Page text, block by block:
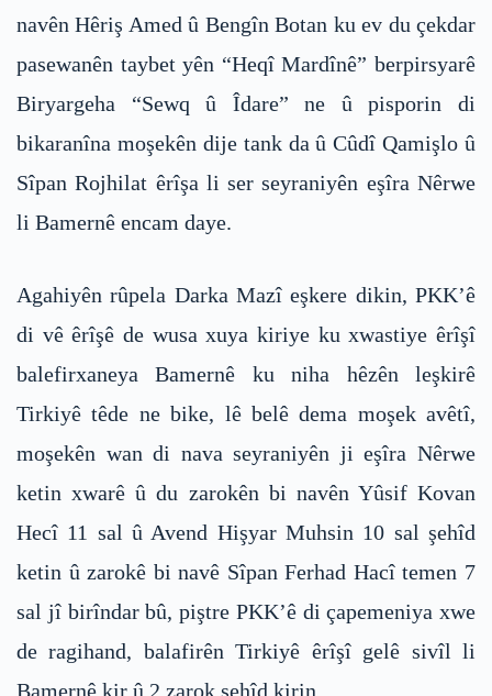
navên Hêriş Amed û Bengîn Botan ku ev du çekdar
pasewanên taybet yên “Heqî Mardînê” berpirsyarê
Biryargeha “Sewq û Îdare” ne û pisporin di
bikaranîna moşekên dije tank da û Cûdî Qamişlo û
Sîpan Rojhilat êrîşa li ser seyraniyên eşîra Nêrwe
li Bamernê encam daye.
Agahiyên rûpela Darka Mazî eşkere dikin, PKK’ê
di vê êrîşê de wusa xuya kiriye ku xwastiye êrîşî
balefirxaneya Bamernê ku niha hêzên leşkirê
Tirkiyê têde ne bike, lê belê dema moşek avêtî,
moşekên wan di nava seyraniyên ji eşîra Nêrwe
ketin xwarê û du zarokên bi navên Yûsif Kovan
Hecî 11 sal û Avend Hişyar Muhsin 10 sal şehîd
ketin û zarokê bi navê Sîpan Ferhad Hacî temen 7
sal jî birîndar bû, piştre PKK’ê di çapemeniya xwe
de ragihand, balafirên Tirkiyê êrîşî gelê sivîl li
Bamernê kir û 2 zarok şehîd kirin.